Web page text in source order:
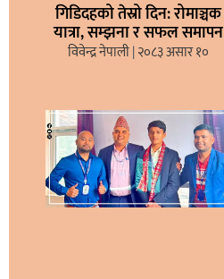
गिडिदहको तेस्रो दिन: रोमाञ्चक
यात्रा, सम्झना र सफल समापन
विवेन्द्र नेपाली २०८३ असार १०